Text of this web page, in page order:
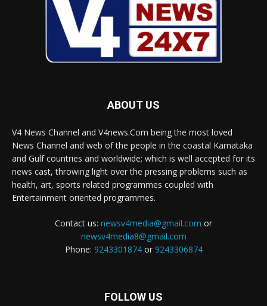
ABOUT US
V4 News Channel and V4news.Com being the most loved
News Channel and web of the people in the coastal Karnataka
and Gulf countries and worldwide; which is well accepted for its
news cast, throwing light over the pressing problems such as
health, art, sports related programmes coupled with
Entertainment oriented programmes.
Contact us: newsv4media@gmail.com or
newsv4media8@gmail.com
Phone: 9243301874or 9243306874
FOLLOW US